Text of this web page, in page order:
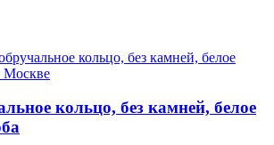
кольцо, без камней, белое